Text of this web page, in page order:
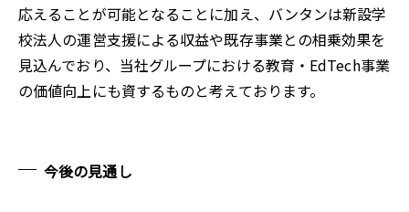
応えることが可能となることに加え、バンタンは新設学
校法人の運営支援による収益や既存事業との相乗効果を
見込んでおり、当社グループにおける教育・EdTech事業
の価値向上にも資するものと考えております。
今後の見通し